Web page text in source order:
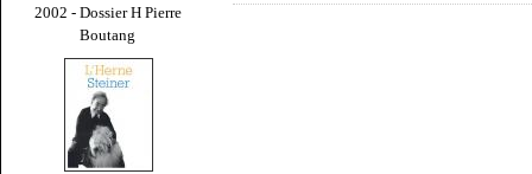
2002 - Dossier H Pierre
Boutang